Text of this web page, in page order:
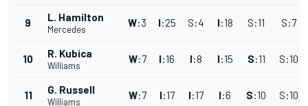
9 L. Hamilton
Mercedes
W:3 I:25 S:4 I:18 S:11 S:7
10 R. Kubica
Williams
W:7 I:16 I:8 I:15 S:11 S:10
11 G. Russell
Williams
W:7 I:17 I:17 I:6 S:10 S:10